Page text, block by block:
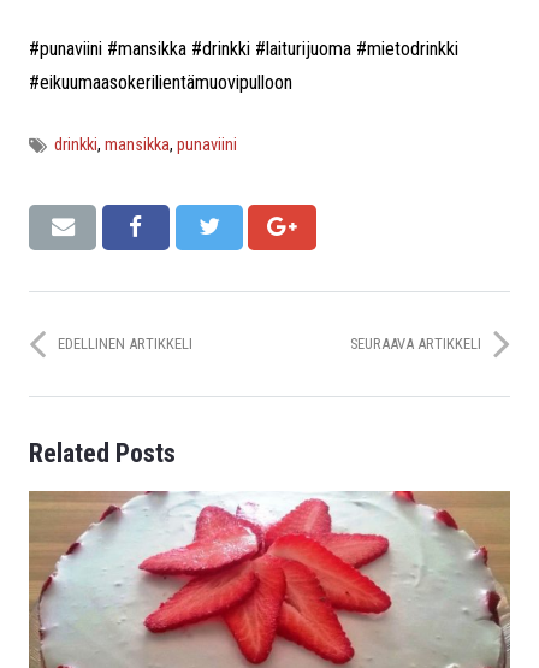
#punaviini #mansikka #drinkki #laiturijuoma #mietodrinkki
#eikuumaasokerilientämuovipulloon
drinkki,mansikka,punaviini
EDELLINEN ARTIKKELI SEURAAVA ARTIKKELI
Related Posts